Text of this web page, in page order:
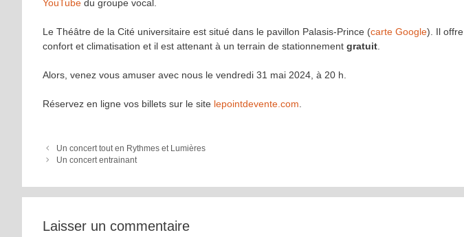
YouTube du groupe vocal.
Le Théâtre de la Cité universitaire est situé dans le pavillon Palasis-Prince (carte Google). Il offre
confort et climatisation et il est attenant à un terrain de stationnement gratuit
Alors, venez vous amuser avec nous le vendredi 31 mai 2024, à 20 h.
Réservez en ligne vos billets sur le site lepointdevente.com
Un concert tout en Rythmes et Lumières
Un concert entrainant
Laisser un commentaire